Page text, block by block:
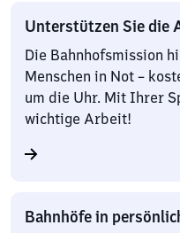
Unterstützen Sie die
Die Bahnhofsmission
Menschen in Not –
um die Uhr. Mit Ihrer
wichtige Arbeit!
Bahnhöfe in